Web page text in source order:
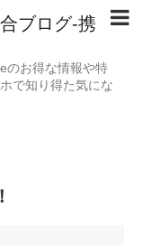
ブログ-携
のお得な情報や特
で知り得た気にな